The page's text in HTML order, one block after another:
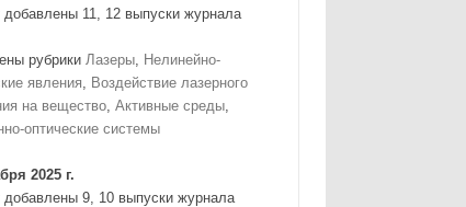
добавлены 11, 12 выпуски журнала
рубрикиЛазеры, Нелинейно-
явления, Воздействие лазерного
на вещество,Активные среды,
оптические системы
2025 г.
добавлены 9, 10 выпуски журнала